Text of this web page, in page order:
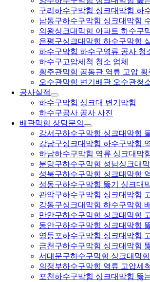
구리하수구막힘 싱크대막힘 하
남동구하수구막힘 싱크대막힘
의왕싱크대막힘 아파트 하수구
은평구싱크대막힘 하수구막힘
하수구막힘 하수구역류 공사 청
하수구고압세척 청소 업체
횡주관막힘 공동관 역류 고압 횡
오수관막힘 변기배관 오수관청
공사실적
하수구막힘 싱크대 변기막힘
하수구공사 공사 사진
배관막힘 상담문의
강서구하수구막힘 싱크대막힘
강남구싱크대막힘 하수구막힘
하남하수구막힘 역류 싱크대막
분당구하수구막힘 성남싱크대
성북구하수구막힘 싱크대막힘
성동구하수구막힘 뚫기 싱크대
관악구하수구막힘 싱크대막힘
강동구싱크대막힘 하수구막힘
만안구하수구막힘 싱크대막힘
동안구하수구막힘 싱크대막힘
영등포하수구막힘 싱크대막힘
금천구하수구막힘 싱크대막힘
서대문구하수구막힘 싱크대막
의정부하수구막힘 역류 고압세
포천하수구막힘 싱크대막힘 뚫